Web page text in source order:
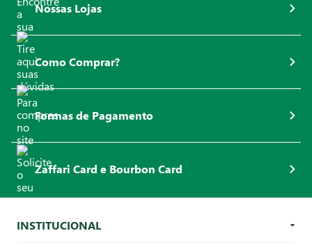
Nossas Lojas
Como Comprar?
Formas de Pagamento
Zaffari Card e Bourbon Card
INSTITUCIONAL